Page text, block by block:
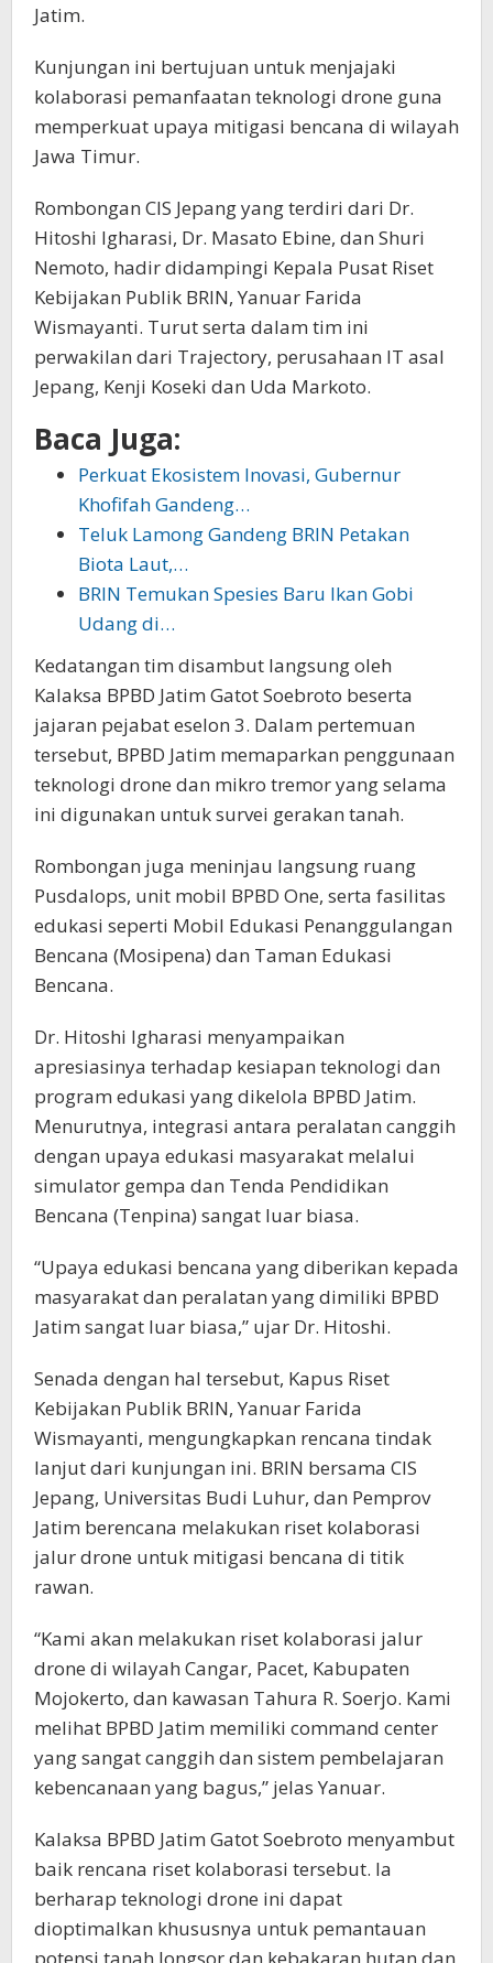
Jatim.
Kunjungan ini bertujuan untuk menjajaki
kolaborasi pemanfaatan teknologi drone guna
memperkuat upaya mitigasi bencana di wilayah
Jawa Timur.
Rombongan CIS Jepang yang terdiri dari Dr.
Hitoshi Igharasi, Dr. Masato Ebine, dan Shuri
Nemoto, hadir didampingi Kepala Pusat Riset
Kebijakan Publik BRIN, Yanuar Farida
Wismayanti. Turut serta dalam tim ini
perwakilan dari Trajectory, perusahaan IT asal
Jepang, Kenji Koseki dan Uda Markoto.
Baca Juga:
Perkuat Ekosistem Inovasi, Gubernur
Khofifah Gandeng…
Teluk Lamong Gandeng BRIN Petakan
Biota Laut,…
BRIN Temukan Spesies Baru Ikan Gobi
Udang di…
Kedatangan tim disambut langsung oleh
Kalaksa BPBD Jatim Gatot Soebroto beserta
jajaran pejabat eselon 3. Dalam pertemuan
tersebut, BPBD Jatim memaparkan penggunaan
teknologi drone dan mikro tremor yang selama
ini digunakan untuk survei gerakan tanah.
Rombongan juga meninjau langsung ruang
Pusdalops, unit mobil BPBD One, serta fasilitas
edukasi seperti Mobil Edukasi Penanggulangan
Bencana (Mosipena) dan Taman Edukasi
Bencana.
Dr. Hitoshi Igharasi menyampaikan
apresiasinya terhadap kesiapan teknologi dan
program edukasi yang dikelola BPBD Jatim.
Menurutnya, integrasi antara peralatan canggih
dengan upaya edukasi masyarakat melalui
simulator gempa dan Tenda Pendidikan
Bencana (Tenpina) sangat luar biasa.
“Upaya edukasi bencana yang diberikan kepada
masyarakat dan peralatan yang dimiliki BPBD
Jatim sangat luar biasa,” ujar Dr. Hitoshi.
Senada dengan hal tersebut, Kapus Riset
Kebijakan Publik BRIN, Yanuar Farida
Wismayanti, mengungkapkan rencana tindak
lanjut dari kunjungan ini. BRIN bersama CIS
Jepang, Universitas Budi Luhur, dan Pemprov
Jatim berencana melakukan riset kolaborasi
jalur drone untuk mitigasi bencana di titik
rawan.
“Kami akan melakukan riset kolaborasi jalur
drone di wilayah Cangar, Pacet, Kabupaten
Mojokerto, dan kawasan Tahura R. Soerjo. Kami
melihat BPBD Jatim memiliki command center
yang sangat canggih dan sistem pembelajaran
kebencanaan yang bagus,” jelas Yanuar.
Kalaksa BPBD Jatim Gatot Soebroto menyambut
baik rencana riset kolaborasi tersebut. Ia
berharap teknologi drone ini dapat
dioptimalkan khususnya untuk pemantauan